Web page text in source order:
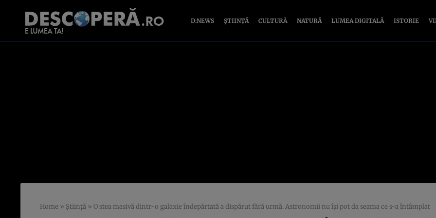
D:NEWS ȘTIINȚĂ CULTURĂ NATURĂ LUMEA DIGITALĂ ISTORIE
Home » Știință » O stea masivă dintr-o galaxie îndepărtată a dispărut fără urmă. Astronomii nu își pot da seama ce s-a întâmplat